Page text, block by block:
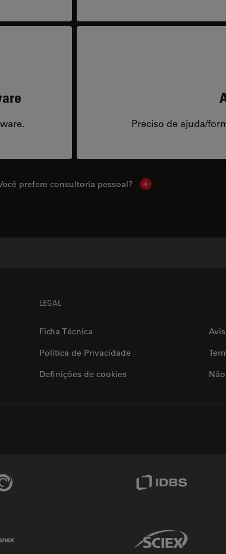
Preciso de ajuda/
prefere consultoria pessoal? Show local contacts
LEGAL
Ficha Técnica
Política de Privacidade
Definições de cookies
Link
Sciex Link